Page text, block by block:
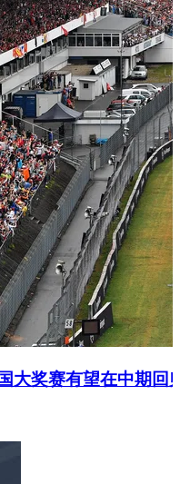
大奖赛有望在中期回